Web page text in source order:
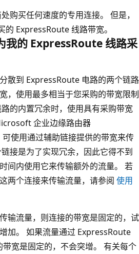
购买任何速度的专用连接。 但是，
ExpressRoute 线路带宽。
我的 ExpressRoute 线路采
散到 ExpressRoute 电路的两个链路
，使用最多相当于您采购的带宽限制
的内置冗余时，使用具有采购带宽
企业边缘路由器
可使用通过辅助链接提供的带宽来传
接是为了实现冗余，因此它得不到
间内使用它来传输额外的流量。 若
两个连接来传输流量，请参阅 使用
输流量，则连接的带宽是固定的，试
加。 如果流量通过 ExpressRoute
带宽是固定的，不会突增。 有关每个